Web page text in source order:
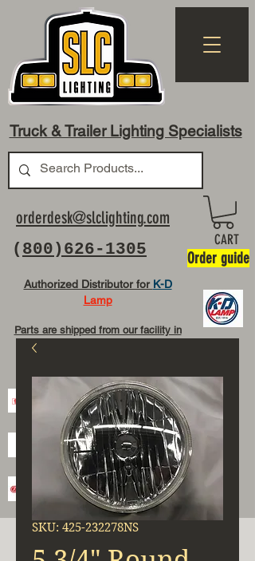
Truck & Trailer Lighting Specialists
( 800)626-1305
orderdesk@slclighting.com
Authorized Distributor for K-D
Lamp
Parts are shipped from our facility in
CART
Order guide
SKU: 425-232278NS